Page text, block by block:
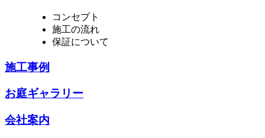
コンセプト
施工の流れ
保証について
施工事例
お庭ギャラリー
会社案内